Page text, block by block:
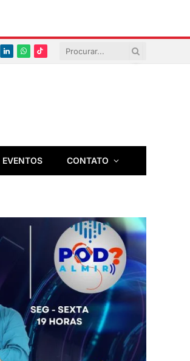
LinkedInWhatsapp
TikTok
EVENTOS CONTATO